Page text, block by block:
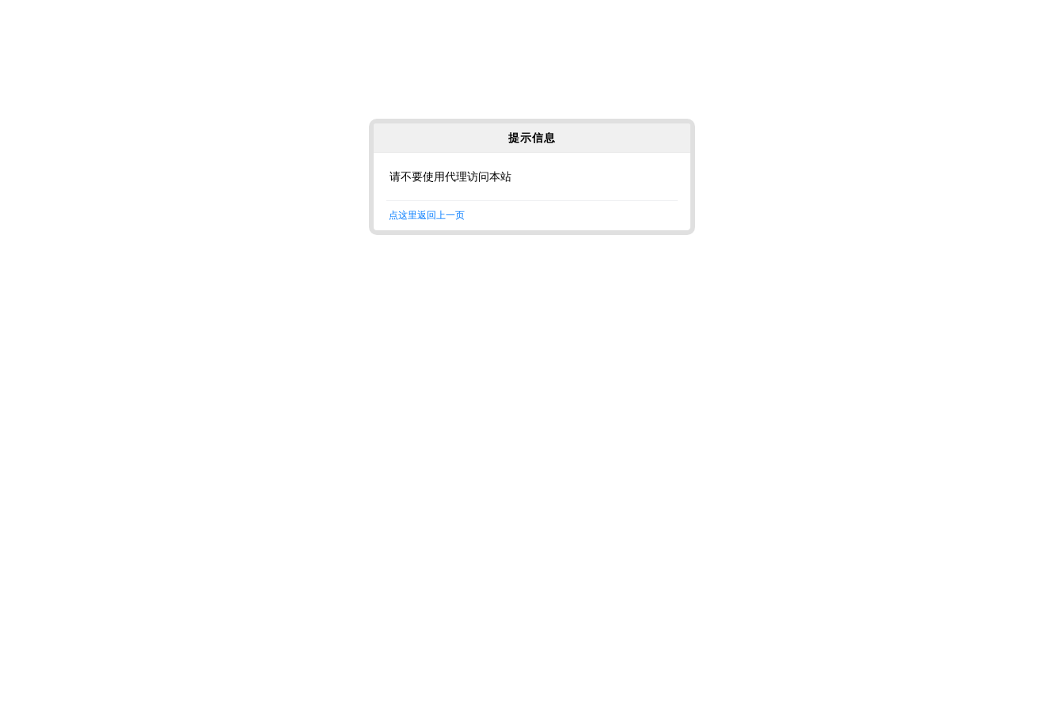
提示信息
请不要使用代理访问本站
点这里返回上一页